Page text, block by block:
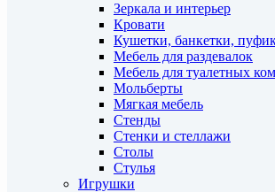
Зеркала и интерьер
Кровати
Кушетки, банкетки,
Мебель для раздевалок
Мебель для туалетных
Мольберты
Мягкая мебель
Стенды
Стенки и стеллажи
Столы
Стулья
Игрушки